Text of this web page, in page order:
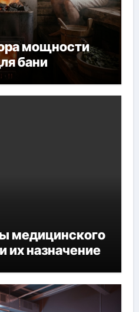
мощности
бани
медицинского
их назначение